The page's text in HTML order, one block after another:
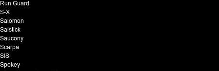
Run Guard
S-X
Salomon
Salstick
Saucony
Scarpa
SIS
Spokey